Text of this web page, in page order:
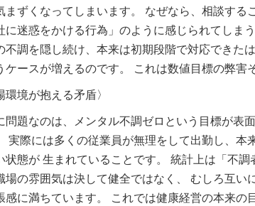
まずくなってしまいます。 なぜなら、相談する
に迷惑をかける行為」のように感じられてしま
不調を隠し続け、本来は初期段階で対応できた
ケースが増えるのです。 これは数値目標の弊害
環境が抱える矛盾〉
問題なのは、メンタル不調ゼロという目標が表
実際には多くの従業員が無理をして出勤し、本
状態が 生まれていることです。 統計上は「不
場の雰囲気は決して健全ではなく、 むしろ互い
感に満ちています。 これでは健康経営の本来の